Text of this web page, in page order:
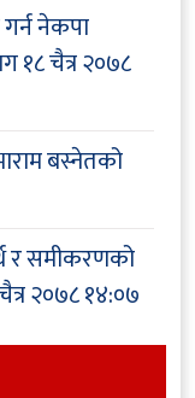
नेकपा
१८ चैत्र २०७८
बस्नेतको
र समीकरणको
२०७८ १४:०७